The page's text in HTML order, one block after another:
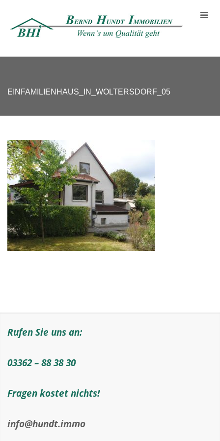
EINFAMILIENHAUS_IN_WOLTERSDORF_05
Rufen Sie uns an:
03362 – 88 38 30
Fragen kostet nichts!
info@hundt.immo